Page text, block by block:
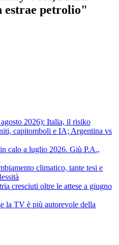
estrae petrolio"
2026): Italia, il risiko
capitomboli e IA; Argentina vs
calo a luglio 2026. Giù P.A.,
climatico, tante tesi e
cresciuti oltre le attese a giugno
la TV è più autorevole della